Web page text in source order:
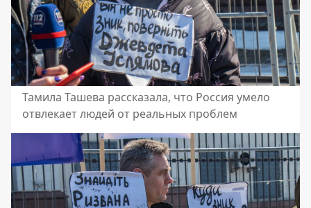
Тамила Ташева рассказала, что Россия умело
отвлекает людей от реальных проблем